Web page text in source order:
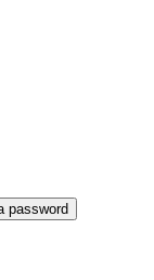
password